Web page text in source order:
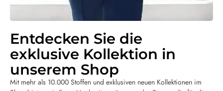
Entdecken Sie die
exklusive Kollektion in
unserem Shop
Mit mehr als 10.000 Stoffen und exklusiven neuen Kollektionen im